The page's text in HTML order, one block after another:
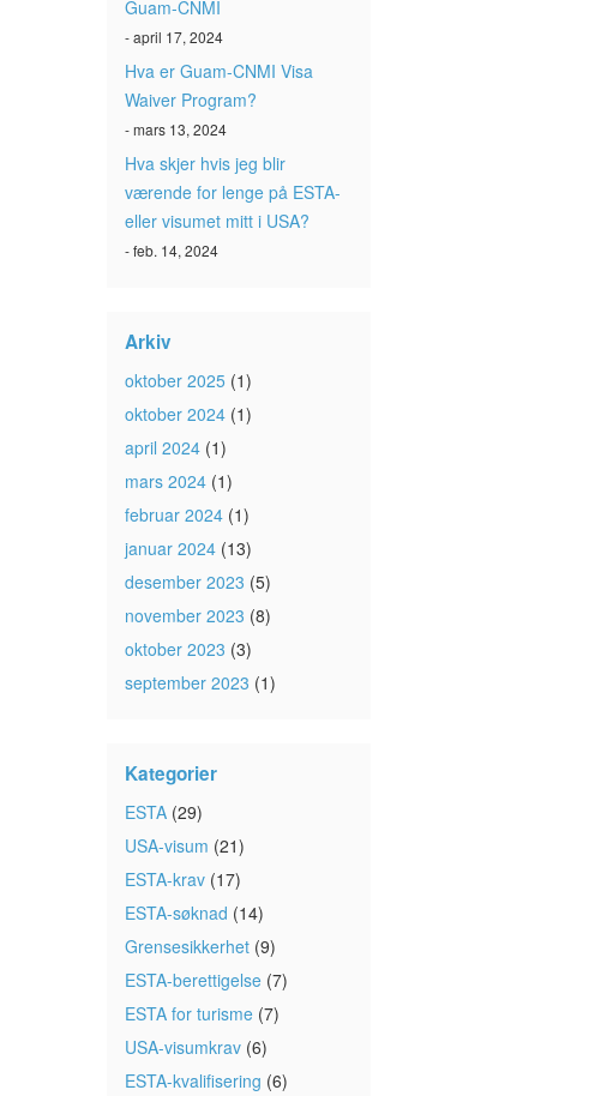
Guam-CNMI
- april 17, 2024
Hva er Guam-CNMI Visa
Waiver Program?
- mars 13, 2024
Hva skjer hvis jeg blir
værende for lenge på ESTA-
eller visumet mitt i USA?
- feb. 14, 2024
Arkiv
oktober 2025 (1)
oktober 2024 (1)
april 2024 (1)
mars 2024 (1)
februar 2024 (1)
januar 2024 (13)
desember 2023 (5)
november 2023 (8)
oktober 2023 (3)
september 2023 (1)
Kategorier
ESTA (29)
USA-visum (21)
ESTA-krav (17)
ESTA-søknad (14)
Grensesikkerhet (9)
ESTA-berettigelse (7)
ESTA for turisme (7)
USA-visumkrav (6)
ESTA-kvalifisering (6)